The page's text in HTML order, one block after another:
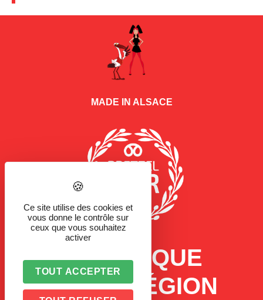
MADE IN ALSACE
LA MARQUE
D'UNE RÉGION
Ce site utilise des cookies et
vous donne le contrôle sur
ceux que vous souhaitez
activer
TOUT ACCEPTER